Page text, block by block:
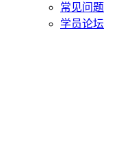
常见问题
学员论坛